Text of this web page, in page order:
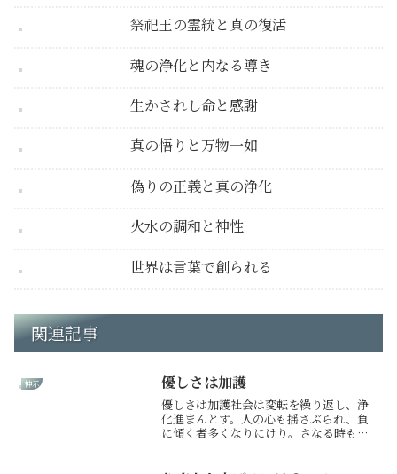
祭祀王の霊統と真の復活
魂の浄化と内なる導き
生かされし命と感謝
真の悟りと万物一如
偽りの正義と真の浄化
火水の調和と神性
世界は言葉で創られる
関連記事
神示 優しさは加護
優しさは加護社会は変転を繰り返し、浄
化進まんとす。人の心も揺さぶられ、負
に傾く者多くなりにけり。さなる時も決